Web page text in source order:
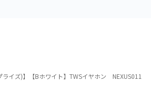
ライズ)】【Bホワイト】TWSイヤホン NEXUS011